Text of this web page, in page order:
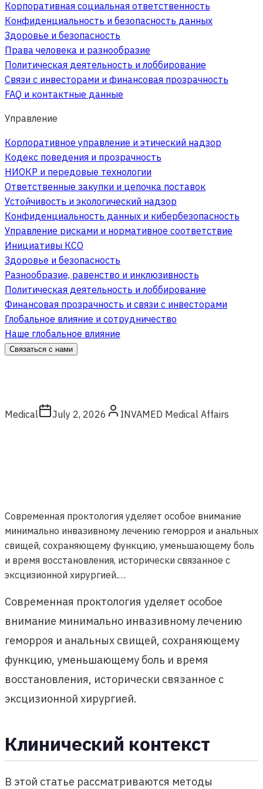
Корпоративная социальная ответственность
Конфиденциальность и безопасность данных
Здоровье и безопасность
Права человека и разнообразие
Политическая деятельность и лоббирование
Связи с инвесторами и финансовая прозрачность
FAQ и контактные данные
Управление
Корпоративное управление и этический надзор
Кодекс поведения и прозрачность
НИОКР и передовые технологии
Ответственные закупки и цепочка поставок
Устойчивость и экологический надзор
Конфиденциальность данных и кибербезопасность
Управление рисками и нормативное соответствие
Инициативы КСО
Здоровье и безопасность
Разнообразие, равенство и инклюзивность
Политическая деятельность и лоббирование
Финансовая прозрачность и связи с инвесторами
Глобальное влияние и сотрудничество
Наше глобальное влияние
Связаться с нами
Medical July 2, 2026 INVAMED Medical Affairs
Современная проктология уделяет особое внимание
минимально инвазивному лечению геморроя и анальных
свищей, сохраняющему функцию, уменьшающему боль
и время восстановления, исторически связанное с
эксцизионной хирургией.…
Современная проктология уделяет особое
внимание минимально инвазивному лечению
геморроя и анальных свищей, сохраняющему
функцию, уменьшающему боль и время
восстановления, исторически связанное с
эксцизионной хирургией.
Клинический контекст
В этой статье рассматриваются методы